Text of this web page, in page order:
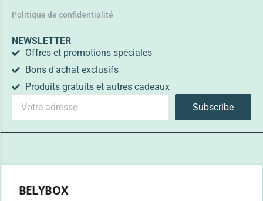
Politique de confidentialité
NEWSLETTER
Offres et promotions spéciales
Bons d'achat exclusifs
Produits gratuits et autres cadeaux
Subscribe
BELYBOX